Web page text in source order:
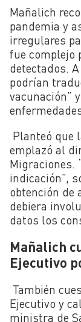
Mañalich
pandemia y
irregulares
fue complejo
detectados.
podrían
vacunación”
Planteó que
emplazó al
Migraciones.
indicación”,
obtención de
debiera
datos los
Mañalich
Ejecutivo
También
Ejecutivo y
ministra de